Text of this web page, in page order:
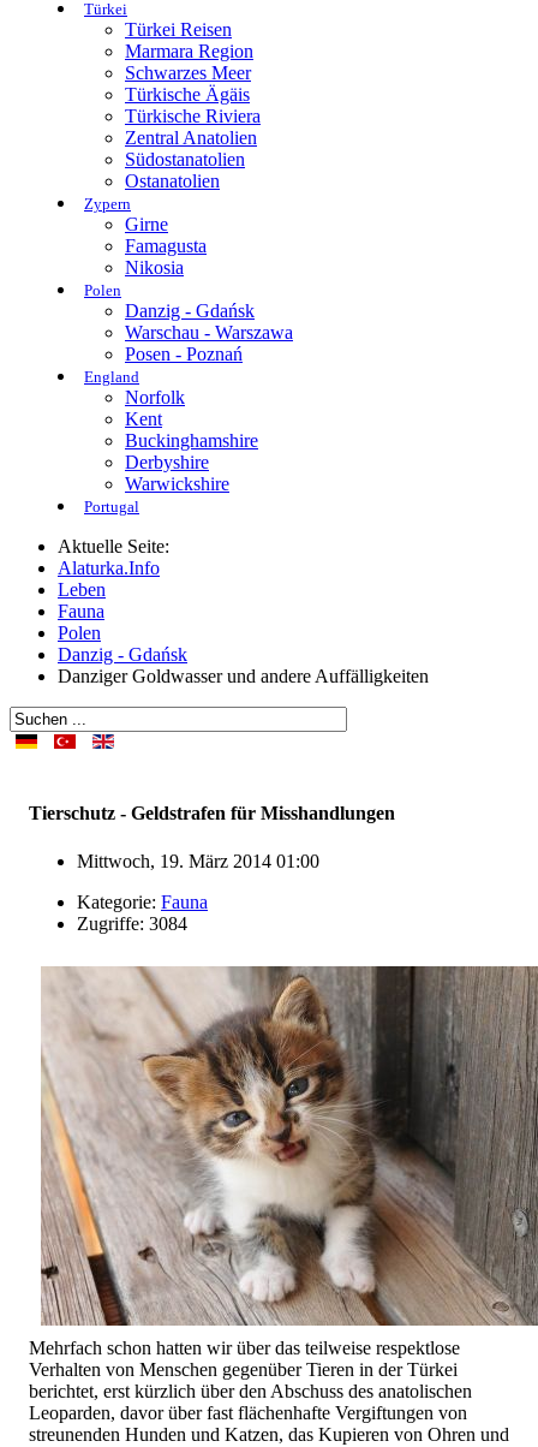
Türkei
Türkei Reisen
Marmara Region
Schwarzes Meer
Türkische Ägäis
Türkische Riviera
Zentral Anatolien
Südostanatolien
Ostanatolien
Zypern
Girne
Famagusta
Nikosia
Polen
Danzig - Gdańsk
Warschau - Warszawa
Posen - Poznań
England
Norfolk
Kent
Buckinghamshire
Derbyshire
Warwickshire
Portugal
Aktuelle Seite:
Alaturka.Info
Leben
Fauna
Polen
Danzig - Gdańsk
Danziger Goldwasser und andere Auffälligkeiten
Tierschutz - Geldstrafen für Misshandlungen
Mittwoch, 19. März 2014 01:00
Kategorie: Fauna
Zugriffe: 3084
Mehrfach schon hatten wir über das teilweise respektlose
Verhalten von Menschen gegenüber Tieren in der Türkei
berichtet, erst kürzlich über den Abschuss des anatolischen
Leoparden, davor über fast flächenhafte Vergiftungen von
streunenden Hunden und Katzen, das Kupieren von Ohren und